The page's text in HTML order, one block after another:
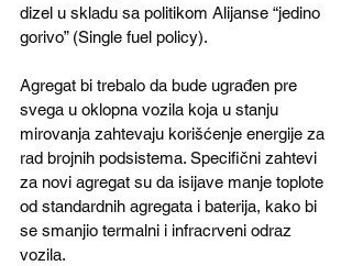
dizel u skladu sa politikom Alijanse “jedino
gorivo” (Single fuel policy).
Agregat bi trebalo da bude ugrađen pre
svega u oklopna vozila koja u stanju
mirovanja zahtevaju korišćenje energije za
rad brojnih podsistema. Specifični zahtevi
za novi agregat su da isijave manje toplote
od standardnih agregata i baterija, kako bi
se smanjio termalni i infracrveni odraz
vozila.